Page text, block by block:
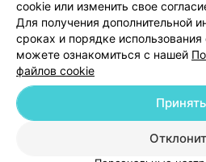
© 2026 ООО «Артокс Лаб», УНП 191700409
Служба поддержки
cookie или изменить свое
Для получения дополнительной
сроках и порядке
можете ознакомиться с нашей
файлов cookie
Принять